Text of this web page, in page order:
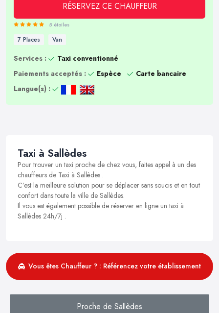
RÉSERVEZ CE CHAUFFEUR
5 étoiles
7 Places Van
Services :
Taxi conventionné
Paiements acceptés :
Espèce
Carte bancaire
Langue(s) :
Taxi à Sallèdes
Pour trouver un taxi proche de chez vous, faites appel à un des
chauffeurs de Taxi à Sallèdes .
C’est la meilleure solution pour se déplacer sans soucis et en tout
confort dans toute la ville de Sallèdes.
Il vous est également possible de réserver en ligne un taxi à
Sallèdes 24h/7j .
Vous êtes Chauffeur ? : Référencez votre établissement
Proche de Sallèdes